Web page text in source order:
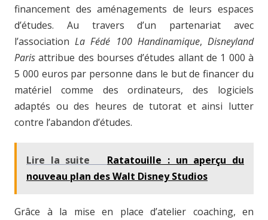
financement des aménagements de leurs espaces
d’études. Au travers d’un partenariat avec
l’associationLa Fédé 100 Handinamique,Disneyland
Paris attribue des bourses d’études allant de 1 000 à
5 000 euros par personne dans le but de financer du
matériel comme des ordinateurs, des logiciels
adaptés ou des heures de tutorat et ainsi lutter
contre l’abandon d’études.
Lire la suite
Ratatouille : un aperçu du
nouveau plan des Walt Disney Studios
Grâce à la mise en place d’atelier coaching, en